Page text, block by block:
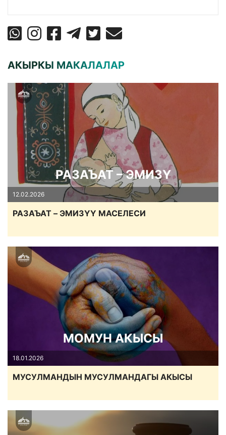
АКЫРКЫ МАКАЛАЛАР
РАЗАЪАТ – ЭМИЗҮ
12.02.2026
РАЗАЪАТ – ЭМИЗҮҮ МАСЕЛЕСИ
МОМУН АКЫСЫ
18.01.2026
МУСУЛМАНДЫН МУСУЛМАНДАГЫ АКЫСЫ